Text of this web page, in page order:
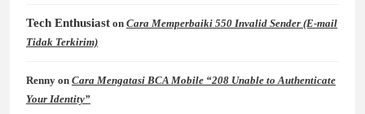
Tech Enthusiast on Cara Memperbaiki 550 Invalid Sender (E-mail
Tidak Terkirim)
Renny on Cara Mengatasi BCA Mobile “208 Unable to Authenticate
Your Identity”